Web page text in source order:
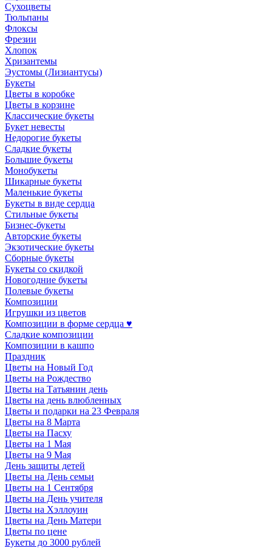
Сухоцветы
Тюльпаны
Флоксы
Фрезии
Хлопок
Хризантемы
Эустомы (Лизиантусы)
Букеты
Цветы в коробке
Цветы в корзине
Классические букеты
Букет невесты
Недорогие букеты
Сладкие букеты
Большие букеты
Монобукеты
Шикарные букеты
Маленькие букеты
Букеты в виде сердца
Стильные букеты
Бизнес-букеты
Авторские букеты
Экзотические букеты
Сборные букеты
Букеты со скидкой
Новогодние букеты
Полевые букеты
Композиции
Игрушки из цветов
Композиции в форме сердца ♥
Сладкие композиции
Композиции в кашпо
Праздник
Цветы на Новый Год
Цветы на Рождество
Цветы на Татьянин день
Цветы на день влюбленных
Цветы и подарки на 23 Февраля
Цветы на 8 Марта
Цветы на Пасху
Цветы на 1 Мая
Цветы на 9 Мая
День защиты детей
Цветы на День семьи
Цветы на 1 Сентября
Цветы на День учителя
Цветы на Хэллоуин
Цветы на День Матери
Цветы по цене
Букеты до 3000 рублей